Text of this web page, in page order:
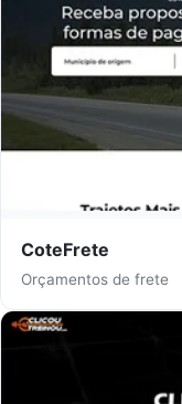
CoteFrete
Orçamentos de frete